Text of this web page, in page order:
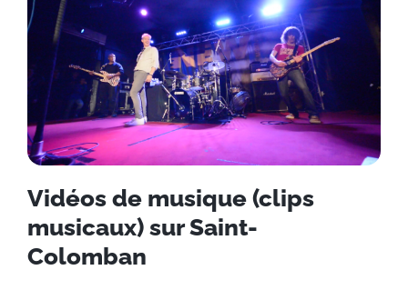
Vidéos de musique (clips
musicaux) sur Saint-
Colomban